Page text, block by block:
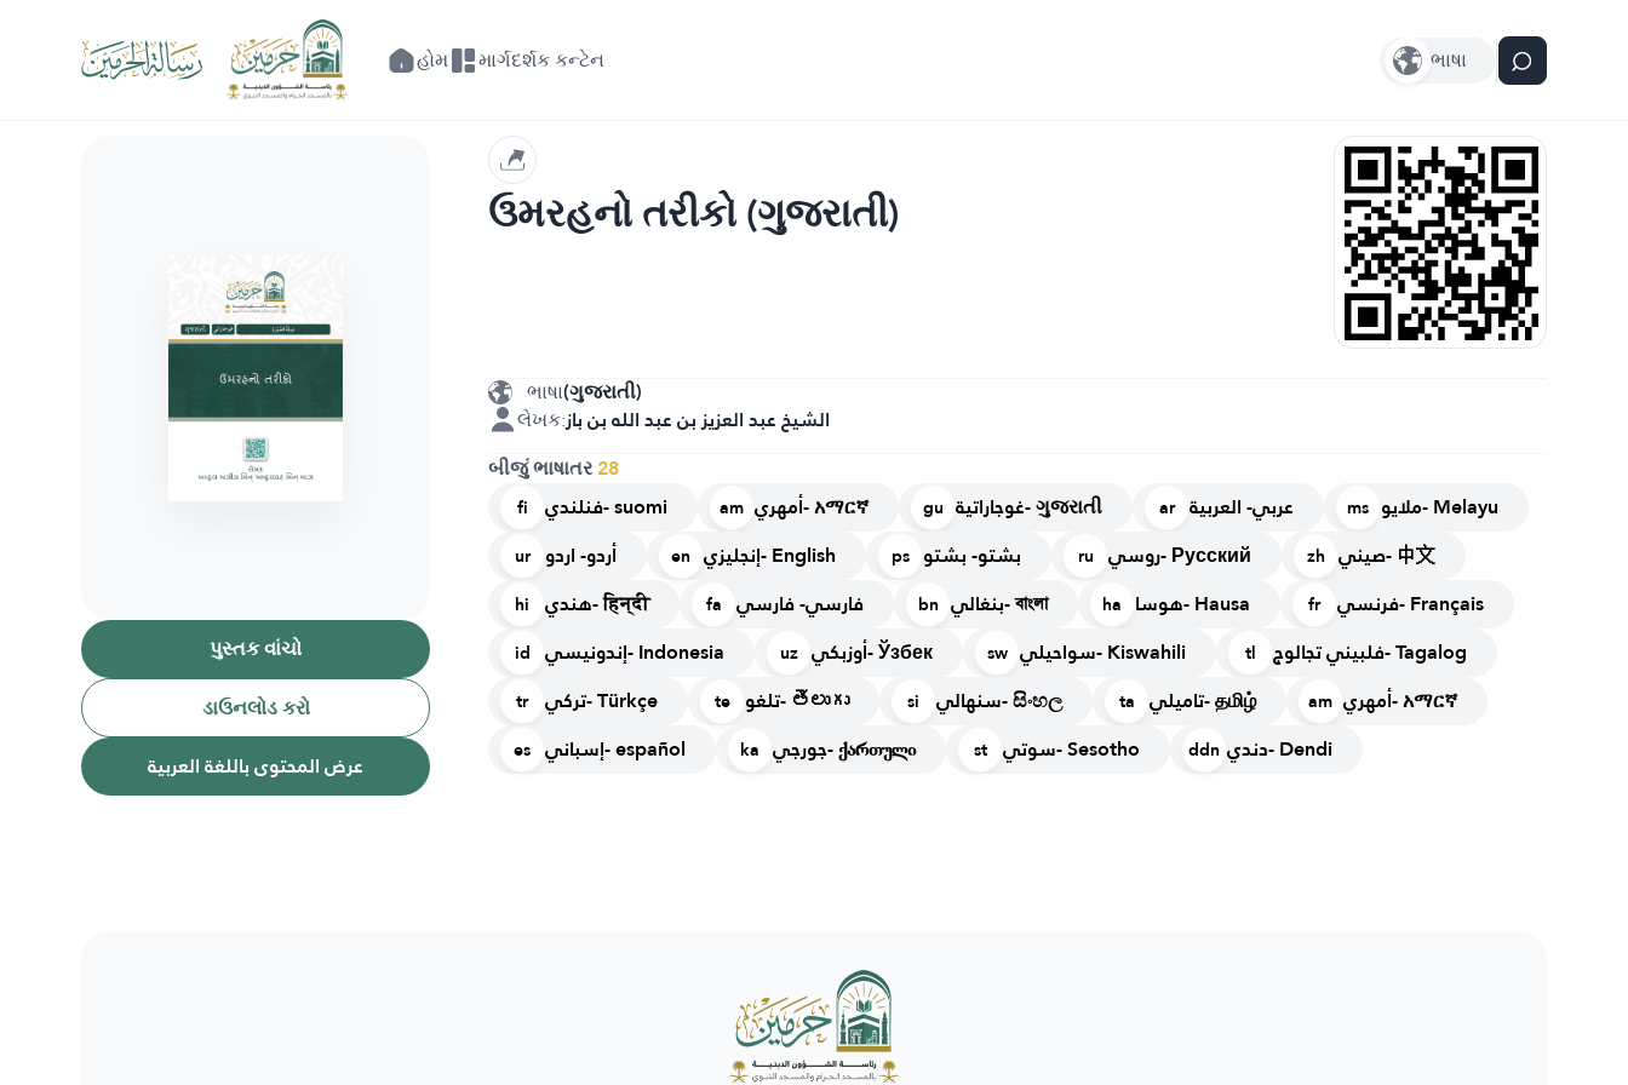
હોમ માર્ગદર્શક કન્ટેન ભાષા
પુસ્તક વાંચો
ડાઉનલોડ કરો
عرض المحتوى باللغة العربية
ઉમરહનો તરીકો (ગુજરાતી)
ભાષા(ગુજરાતી)
લેખક:الشيخ عبد العزيز بن عبد الله بن باز
બીજું ભાષાતર28
fi فنلندي- suomi am أمهري- አማርኛ gu غوجاراتية- ગુજરાતી ar عربي- العربية ms ملايو- Melayu
ur أردو- اردو en إنجليزي- English ps بشتو- بشتو ru روسي- Русский zh صيني- 中文
hi هندي- हिन्दी fa فارسي- فارسي bn بنغالي- বাংলা ha هوسا- Hausa fr فرنسي- Français
id إندونيسي- Indonesia uz أوزبكي- Ўзбек sw سواحيلي- Kiswahili tl فلبيني تجالوج- Tagalog
tr تركي- Türkçe te تلغو- తెలుగు si سنهالي- සිංහල ta تاميلي- தமிழ் am أمهري- አማርኛ
es إسباني- español ka جورجي- ქართული st سوتي- Sesotho ddn دندي- Dendi